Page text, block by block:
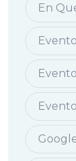
En